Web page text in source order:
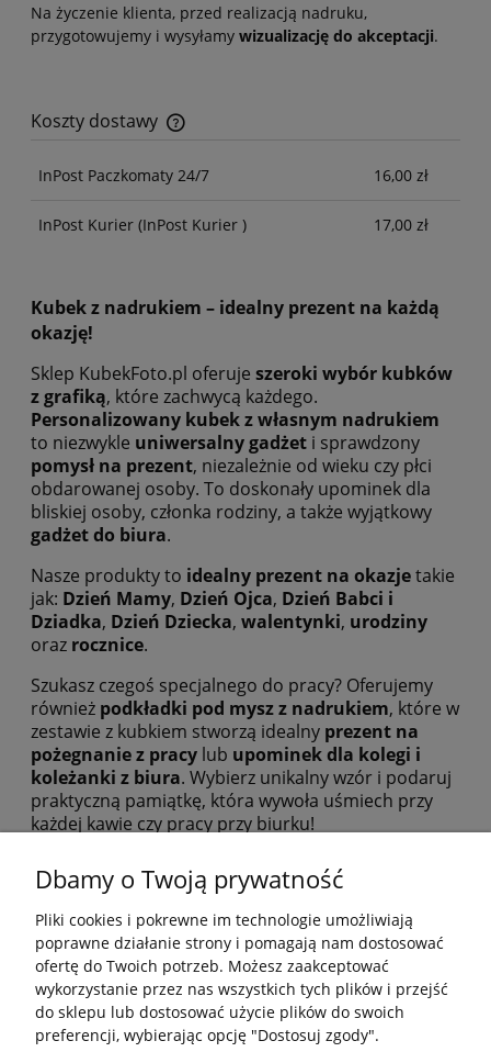
Na życzenie klienta, przed realizacją nadruku,
przygotowujemy i wysyłamy wizualizację do akceptacji.
Koszty dostawy
Cena nie zawiera ewentualnych kosztów płatności
InPost Paczkomaty 24/7 16,00 zł
InPost Kurier(InPost Kurier ) 17,00 zł
Kubek z nadrukiem – idealny prezent na każdą
okazję!
Sklep KubekFoto.pl oferuje szeroki wybór kubków
z grafiką, które zachwycą każdego.
Personalizowany kubek z własnym nadrukiem
to niezwykle uniwersalny gadżet i sprawdzony
pomysł na prezent, niezależnie od wieku czy płci
obdarowanej osoby. To doskonały upominek dla
bliskiej osoby, członka rodziny, a także wyjątkowy
gadżet do biura.
Nasze produkty to idealny prezent na okazjetakie
jak: Dzień Mamy, Dzień Ojca, Dzień Babci i
Dziadka, Dzień Dziecka, walentynki, urodziny
oraz rocznice.
Szukasz czegoś specjalnego do pracy? Oferujemy
również podkładki pod mysz z nadrukiem, które w
zestawie z kubkiem stworzą idealny prezent na
pożegnanie z pracy lub upominek dla kolegi i
koleżanki z biura. Wybierz unikalny wzór i podaruj
praktyczną pamiątkę, która wywoła uśmiech przy
każdej kawie czy pracy przy biurku!
Pomoc
Dbamy o Twoją prywatność
Pliki cookies i pokrewne im technologie umożliwiają
poprawne działanie strony i pomagają nam dostosować
ofertę do Twoich potrzeb. Możesz zaakceptować
wykorzystanie przez nas wszystkich tych plików i przejść
do sklepu lub dostosować użycie plików do swoich
preferencji, wybierając opcję "Dostosuj zgody".